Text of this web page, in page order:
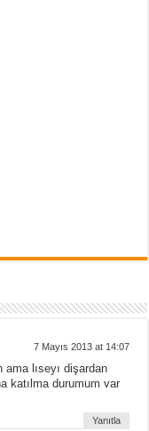
7 Mayıs 2013 at 14:07
lıseyı dişardan
katılma durumum var
Yanıtla